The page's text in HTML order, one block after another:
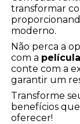
transformar
moderno.
Não perca a
com a
conte com a
garantir um
Transforme
benefícios
oferecer!